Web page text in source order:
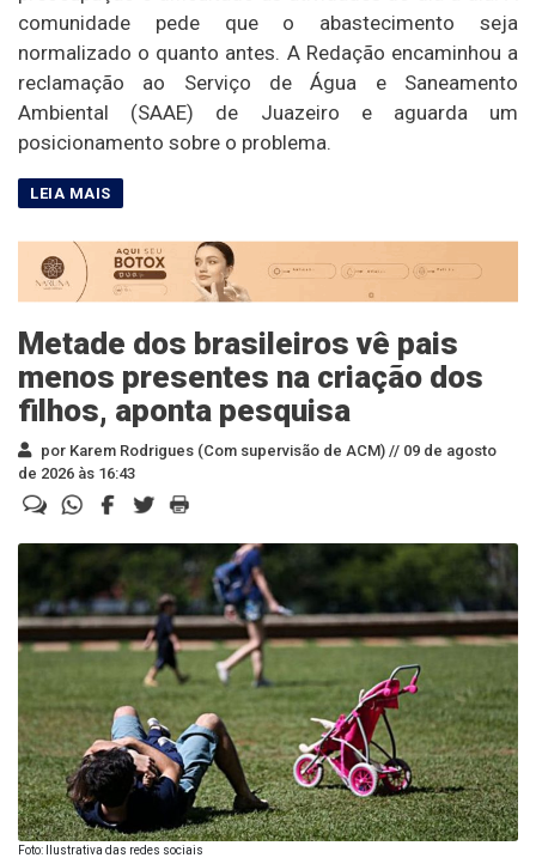
comunidade pede que o abastecimento seja
normalizado o quanto antes. A Redação encaminhou a
reclamação ao Serviço de Água e Saneamento
Ambiental (SAAE) de Juazeiro e aguarda um
posicionamento sobre o problema.
Metade dos brasileiros vê pais
menos presentes na criação dos
filhos, aponta pesquisa
por Karem Rodrigues (Com supervisão de ACM) // 09 de agosto
de 2026 às 16:43
Foto: Ilustrativa das redes sociais